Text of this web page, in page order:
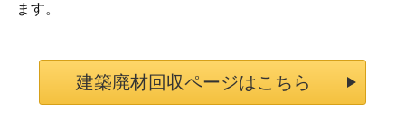
ます。
建築廃材回収ページはこちら